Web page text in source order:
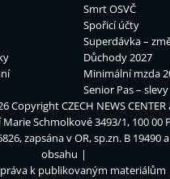
Smrt OSVČ
Spořicí účty
Superdávka –
Důchody 2027
Minimální mzda
Senior Pas – slevy
CopyrightCZECH NEWS CENTER
Schmolkové 3493/1, 100 00
zapsána v OR, sp.zn. B 19490
obsahu
k publikovaným materiálům